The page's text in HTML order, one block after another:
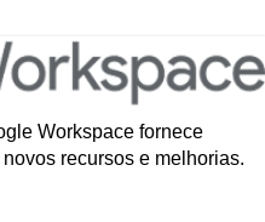
Workspace fornece
recursos e melhorias.